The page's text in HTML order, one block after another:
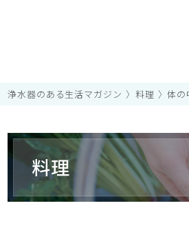
浄水器のある生活マガジン 料理 体の
料理